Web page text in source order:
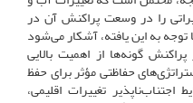
را در وسعت پراکنش آن در
به این یافته‌، آشکار می‌شود
پراکنش گونه‌ها از اهمیت بالایی
حفاظتی مؤثر برای حفظ
تغییرات اقلیمی،